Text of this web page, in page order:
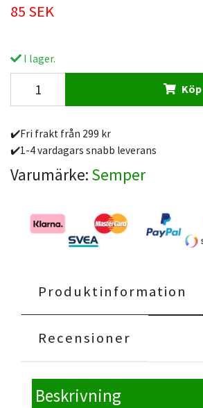
85 SEK
I lager.
Köp
✔️Fri frakt från 299 kr
✔️1-4 vardagars snabb leverans
Varumärke: Semper
Produktinformation
Recensioner
Beskrivning